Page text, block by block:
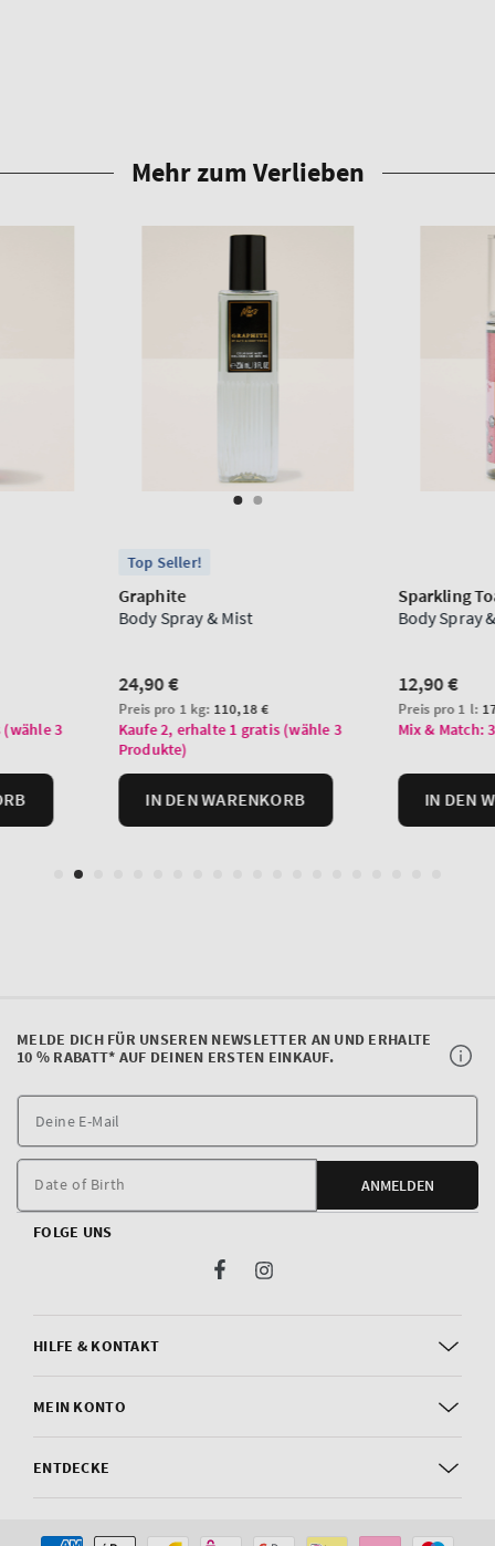
HILFE & KONTAKT
MEIN KONTO
ENTDECKE
MELDE DICH FÜR UNSEREN NEWSLETTER AN UND ERHALTE
10 % RABATT* AUF DEINEN ERSTEN EINKAUF.
E-
Date of Birth ANMELDEN
FOLGE UNS
FacebookInstagram